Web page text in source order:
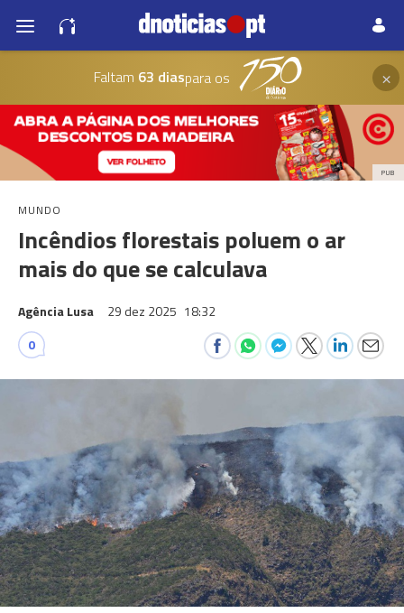
Faltam 63 diaspara os ×
PUB
MUNDO
Incêndios florestais poluem o ar
mais do que se calculava
Agência Lusa 29 dez 2025 18:32
0